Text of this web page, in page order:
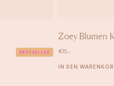
BESTSELLER
Zoey Blumen
€ 15,-
IN DEN